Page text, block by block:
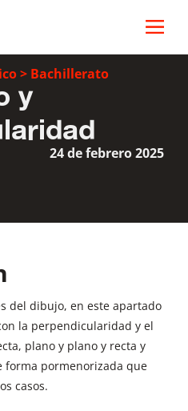
> Bachillerato
y
24 de febrero 2025
del dibujo, en este apartado
la perpendicularidad y el
plano y plano y recta y
forma pormenorizada que
casos.